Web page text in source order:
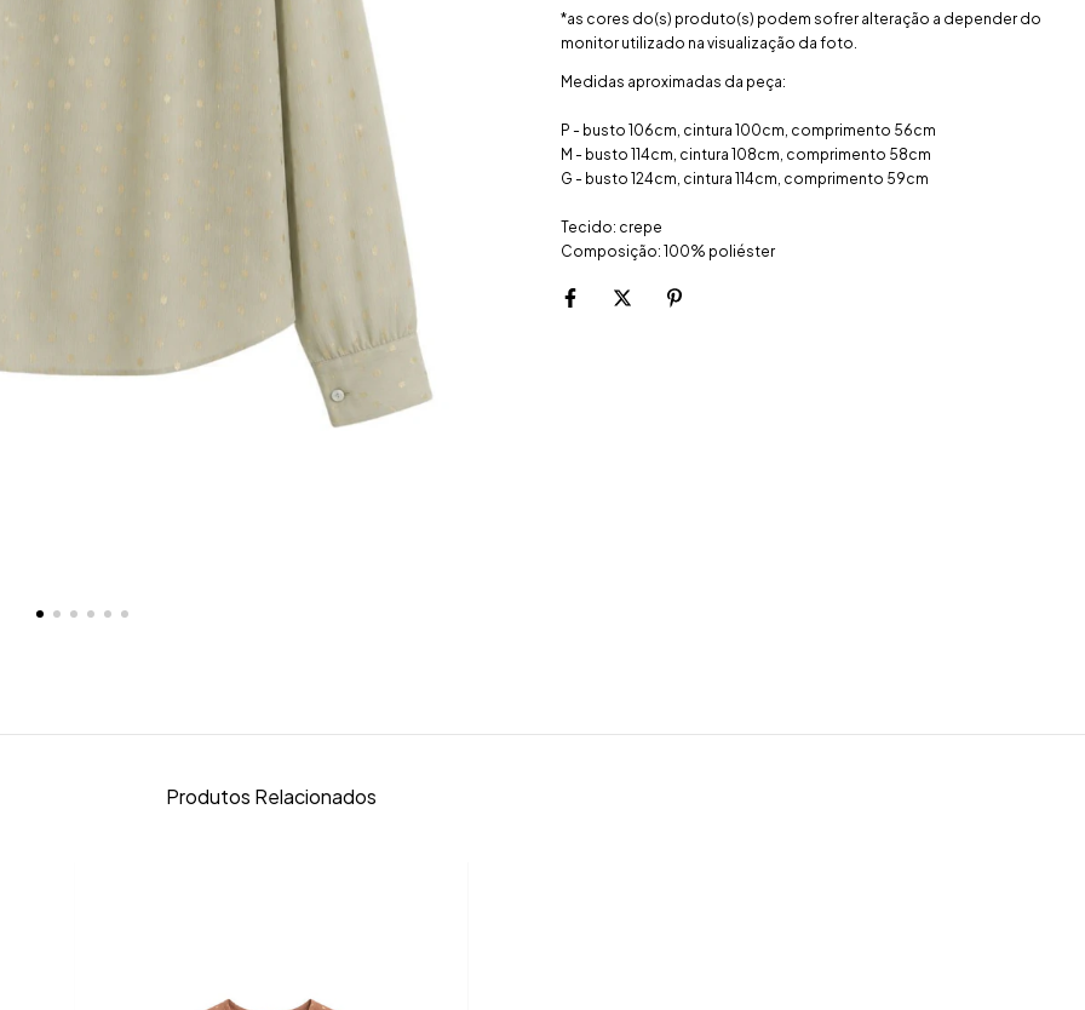
*as cores do(s) produto(s) podem sofrer alteração a depender do
monitor utilizado na visualização da foto.
Medidas aproximadas da peça:
P - busto 106cm, cintura 100cm, comprimento 56cm
M - busto 114cm, cintura 108cm, comprimento 58cm
G - busto 124cm, cintura 114cm, comprimento 59cm
Tecido: crepe
Composição: 100% poliéster
Produtos Relacionados